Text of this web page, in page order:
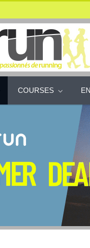
COURSES